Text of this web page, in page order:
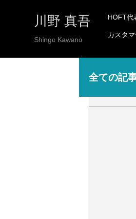
​川野 真吾
Shingo Kawano
​HOFT代
カスタ
全ての記